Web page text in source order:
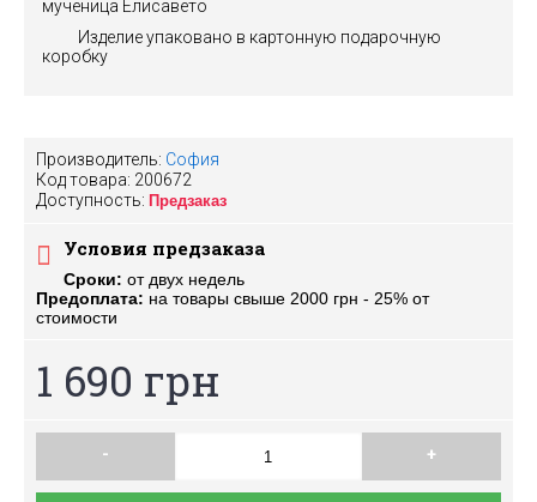
мученица Елисавето
Изделие упаковано в картонную подарочную
коробку
Производитель: София
Код товара: 200672
Доступность: Предзаказ
Условия предзаказа
Сроки: от двух недель
Предоплата: на товары свыше 2000 грн - 25% от
стоимости
1 690 грн
- +